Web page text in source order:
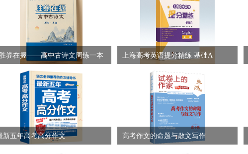
券在握——高中古诗文周练一本
通
上海高考英语提分精练 基础A
新五年高考高分作文 高考作文的命题与散文写作